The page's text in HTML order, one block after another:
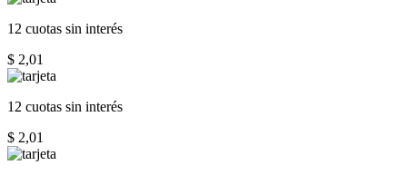
12 cuotas sin interés
$ 2,01
12 cuotas sin interés
$ 2,01